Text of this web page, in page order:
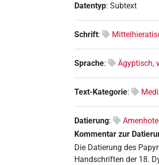
Datentyp:Subtext
Schrift:
Sprache: Ägyptisch,
Text-Kategorie:
Datierung:
Kommentar zur
Die Datierung des
Handschriften der 18.